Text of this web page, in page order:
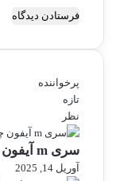
پرخواننده
تازه
نظر
سری m آیفون چیست؟
آوریل 14, 2025